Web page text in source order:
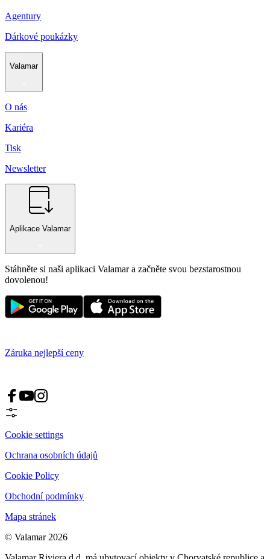
Agentury
Dárkové poukázky
Valamar
O nás
Kariéra
Tisk
Newsletter
Aplikace Valamar
Stáhněte si naši aplikaci Valamar a začněte svou bezstarostnou
dovolenou!
Záruka nejlepší ceny
Cookie settings
Ochrana osobních údajů
Cookie Policy
Obchodní podmínky
Mapa stránek
© Valamar 2026